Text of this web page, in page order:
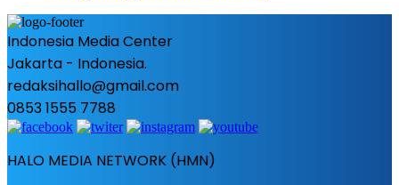
Indonesia Media Center
Jakarta - Indonesia.
redaksihallo@gmail.com
0853 1555 7788
HALO MEDIA NETWORK (HMN)